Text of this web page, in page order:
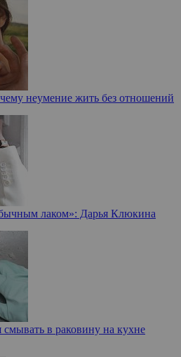
неумение жить без отношений
лаком»: Дарья Клюкина
смывать в раковину на кухне